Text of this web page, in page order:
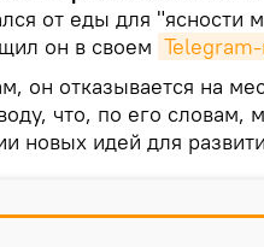
от еды для
он в своем
он отказывается на
что, по его словам,
новых идей для